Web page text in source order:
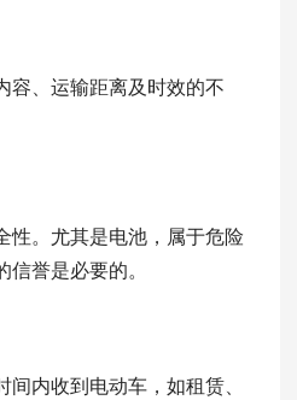
容、运输距离及时效的不
性。尤其是电池，属于危险
誉是必要的。
内收到电动车，如租赁、